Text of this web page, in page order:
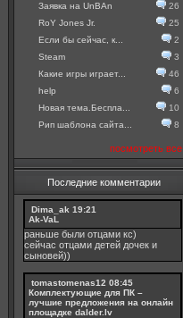
Заявка на UnBAn
26
RoY Jones Jr.
25
Если бы сейчас, к...
2
Steam
3
Какие игры играет...
46
help
6
Новая тема.Беспла...
10
Рип шаблона сайта...
8
посмотреть все
Последние комментарии
Dima_ak 19:21
Ak-VaL
раньше были отцами кс)
сейчас отцами детей дочек и
сыновей))
tomastomenas12 08:45
Комплектующие для ПК –
лучшие предложения на онлайн
площадке dalder.lv